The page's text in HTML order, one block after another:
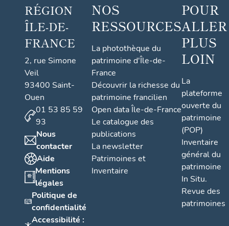
puis la
Compagnie
industrielle
des
céramiques
électroniques
;
actuellement
Saint-
Gobain
Desmarquet
RÉGION
ÎLE-DE-
FRANCE
2, rue Simone
Veil
93400 Saint-
Ouen
01 53 85 59
93
Nous
contacter
Aide
Mentions
légales
Politique de
confidentialité
Accessibilité :
NOS
RESSOURCES
La photothèque du
patrimoine d'Île-de-
France
Découvrir la richesse du
patrimoine francilien
Open data Île-de-France
Le catalogue des
publications
La newsletter
Patrimoines et
Inventaire
POUR
ALLER
PLUS
LOIN
La
plateforme
ouverte du
patrimoine
(POP)
Inventaire
général du
patrimoine
In Situ.
Revue des
patrimoines